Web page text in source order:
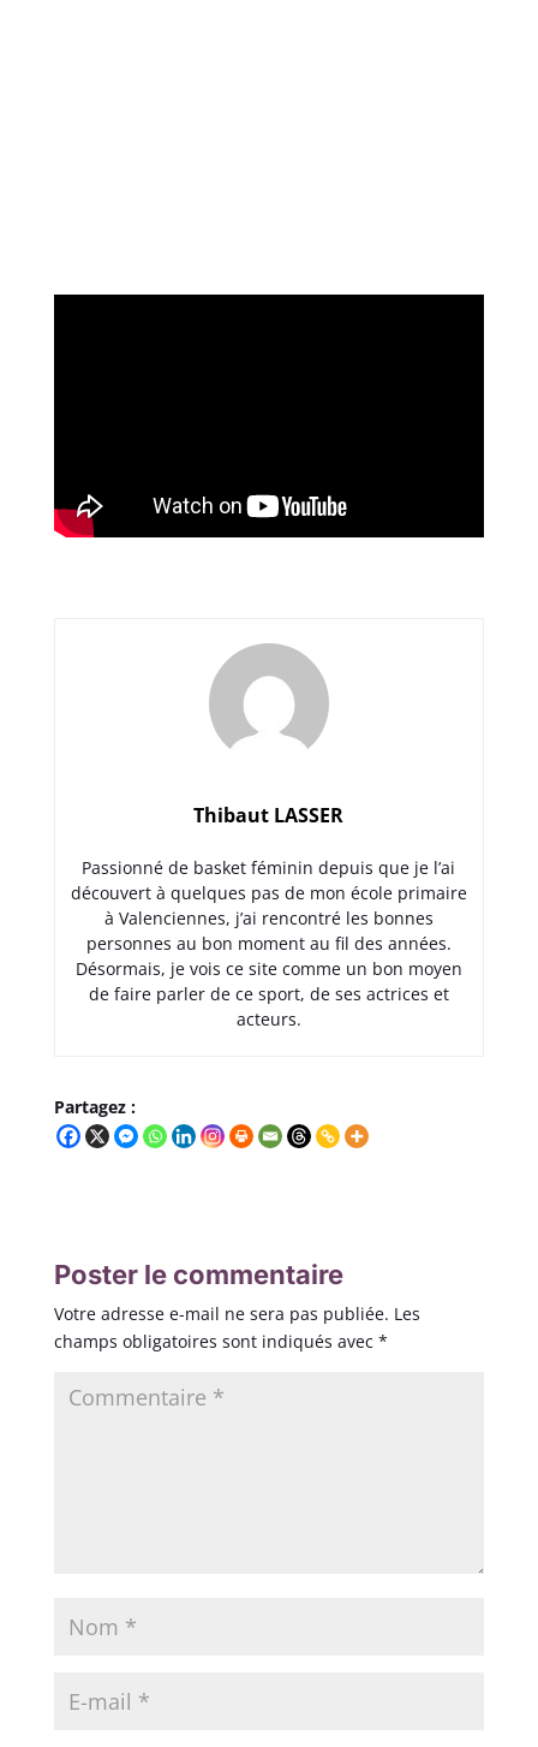
Thibaut LASSER
Passionné de basket féminin depuis que je l’ai
découvert à quelques pas de mon école primaire
à Valenciennes, j’ai rencontré les bonnes
personnes au bon moment au fil des années.
Désormais, je vois ce site comme un bon moyen
de faire parler de ce sport, de ses actrices et
acteurs.
Partagez :
Poster le commentaire
Votre adresse e-mail ne sera pas publiée. Les
champs obligatoires sont indiqués avec *